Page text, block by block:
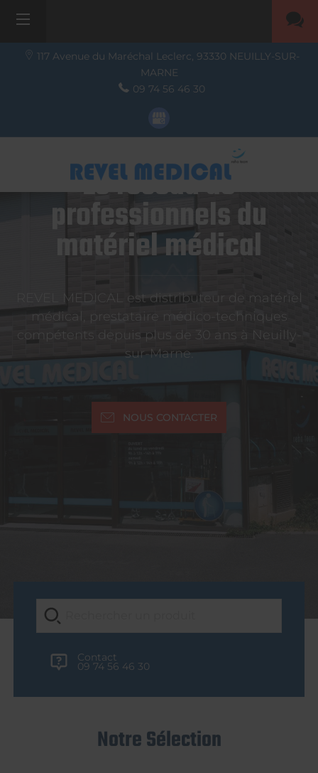
117 Avenue du Maréchal Leclerc, 93330 NEUILLY-SUR-
MARNE
09 74 56 46 30
Le réseau de
professionnels du
matériel médical
REVEL MEDICAL est distributeur de matériel
médical, prestataire médico-techniques
compétents depuis plus de 30 ans à Neuilly-
sur-Marne.
NOUS CONTACTER
Contact
09 74 56 46 30
Notre Sélection